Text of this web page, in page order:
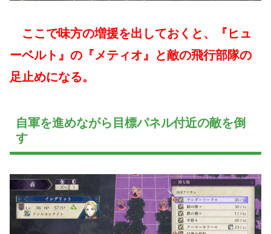
ここで味方の増援を出しておくと、『ヒュ
ーベルト』の『メティオ』と敵の飛行部隊の
足止めになる。
自軍を進めながら目標パネル付近の敵を倒
す